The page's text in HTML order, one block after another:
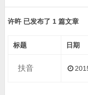
许旿 已发布了 1 篇文章
标题 日期
扶音